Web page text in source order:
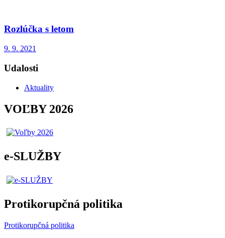
Rozlúčka s letom
9. 9. 2021
Udalosti
Aktuality
VOĽBY 2026
e-SLUŽBY
Protikorupčná politika
Protikorupčná politika